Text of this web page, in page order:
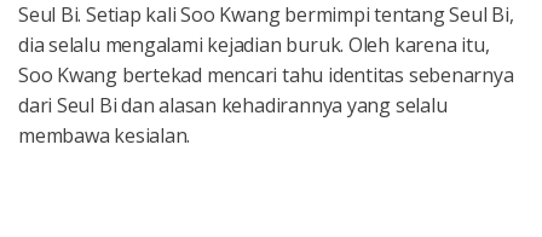
Seul Bi. Setiap kali Soo Kwang bermimpi tentang Seul Bi,
dia selalu mengalami kejadian buruk. Oleh karena itu,
Soo Kwang bertekad mencari tahu identitas sebenarnya
dari Seul Bi dan alasan kehadirannya yang selalu
membawa kesialan.